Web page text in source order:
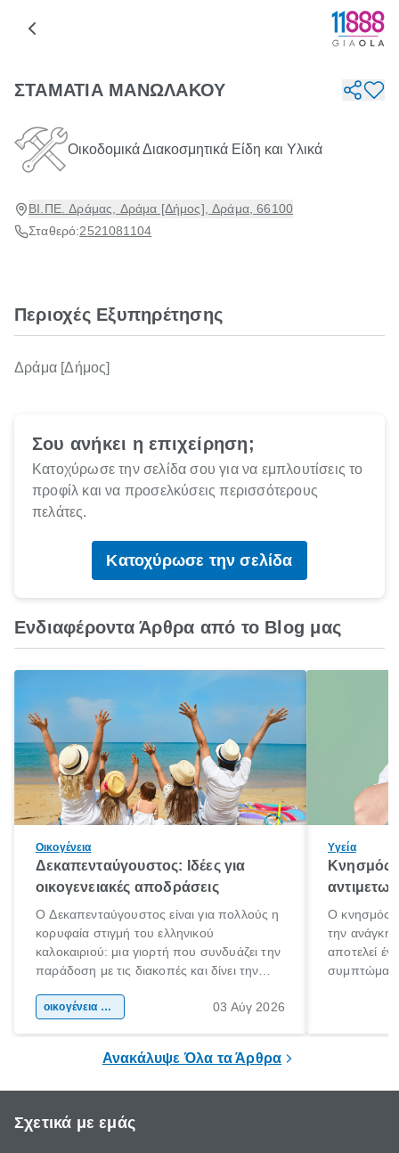
ΣΤΑΜΑΤΙΑ ΜΑΝΩΛΑΚΟΥ
Οικοδομικά Διακοσμητικά Είδη και Υλικά
ΒΙ.ΠΕ. Δράμας, Δράμα [Δήμος], Δράμα, 66100
Σταθερό:2521081104
Περιοχές Εξυπηρέτησης
Δράμα [Δήμος]
Σου ανήκει η επιχείρηση;
Κατοχύρωσε την σελίδα σου για να εμπλουτίσεις το
προφίλ και να προσελκύσεις περισσότερους
πελάτες.
Κατοχύρωσε την σελίδα
Ενδιαφέροντα Άρθρα από το Blog μας
Οικογένεια
Δεκαπενταύγουστος: Ιδέες για
οικογενειακές αποδράσεις
Ο Δεκαπενταύγουστος είναι για πολλούς η
κορυφαία στιγμή του ελληνικού
καλοκαιριού: μια γιορτή που συνδυάζει την
παράδοση με τις διακοπές και δίνει την
χώρας. Είτε πρόκειται για λίγες μέρες
οικογένεια & παιδί 03 Αύγ 2026
Υγεία
Κνησμός:
Ο κνησμός
την ανάγκη
αποτελεί
Ανακάλυψε Όλα τα Άρθρα
Σχετικά με εμάς